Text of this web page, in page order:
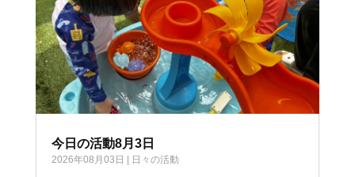
今日の活動8月3日
2026年08月03日 日々の活動